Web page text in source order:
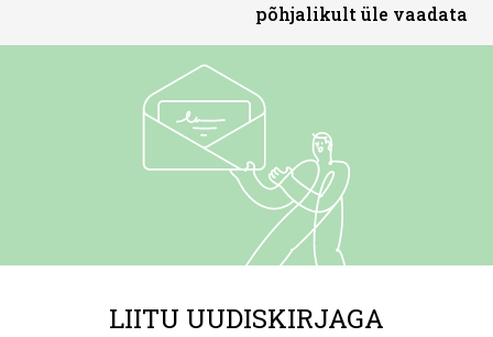
põhjalikult üle vaadata
LIITU UUDISKIRJAGA